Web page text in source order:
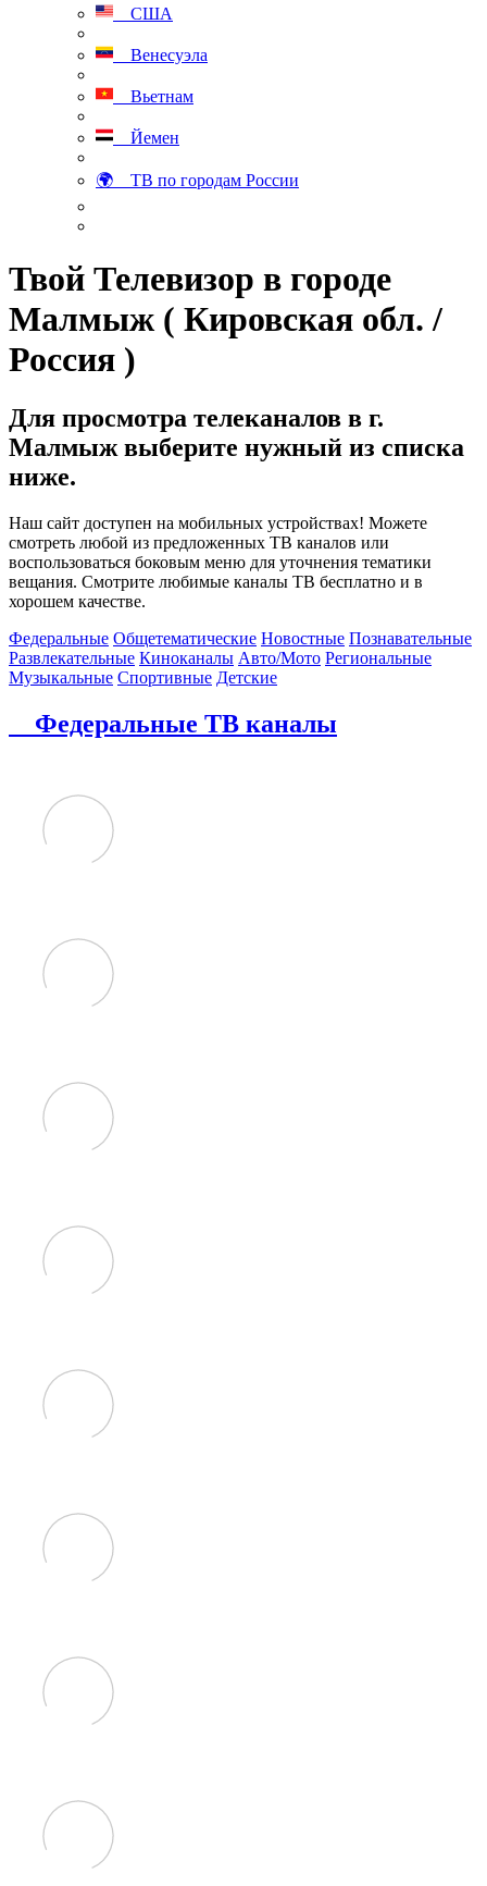
США
Венесуэла
Вьетнам
Йемен
🌍 ТВ по городам России
Твой Телевизор в городе
Малмыж ( Кировская обл. /
Россия )
Для просмотра телеканалов в г.
Малмыж выберите нужный из списка
ниже.
Наш сайт доступен на мобильных устройствах! Можете
смотреть любой из предложенных ТВ каналов или
воспользоваться боковым меню для уточнения тематики
вещания. Смотрите любимые каналы ТВ бесплатно и в
хорошем качестве.
Федеральные Общетематические Новостные Познавательные
Развлекательные Киноканалы Авто/Мото Региональные
Музыкальные Спортивные Детские
Федеральные ТВ каналы